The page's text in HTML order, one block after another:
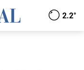
2.2°